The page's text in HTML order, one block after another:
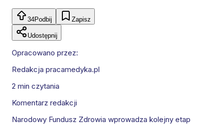
34Podbij Zapisz
Udostępnij
Opracowano przez:
Redakcja pracamedyka.pl
2 min czytania
Komentarz redakcji
Narodowy Fundusz Zdrowia wprowadza kolejny etap